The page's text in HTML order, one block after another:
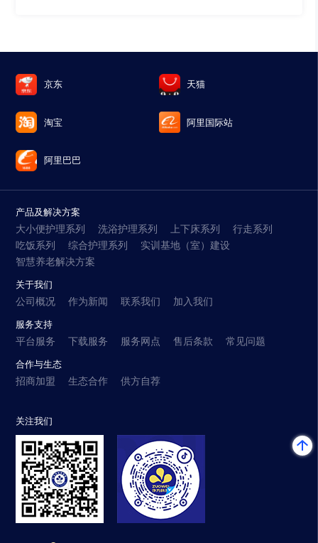
京东 天猫
淘宝 阿里国际站
阿里巴巴
产品及解决方案
大小便护理系列
洗浴护理系列 上下床系列
行走系列
吃饭系列
综合护理系列
实训基地（室）建设
智慧养老解决方案
关于我们
公司概况
作为新闻 联系我们 加入我们
服务支持
平台服务
下载服务 服务网点 售后条款 常见问题
合作与生态
招商加盟
生态合作 供方自荐
关注我们